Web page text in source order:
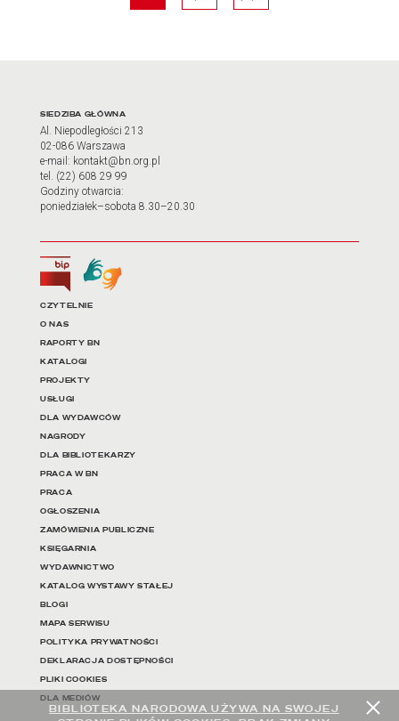
BIBLIOTEKA NARODOWA UŻYWA NA SWOJEJ
Adres oraz godziny
SIEDZIBA GŁÓWNA
Al. Niepodległości 213
02-086 Warszawa
e-mail: kontakt@bn.org.pl
tel. (22) 608 29 99
Godziny otwarcia:
poniedziałek–sobota 8.30–20.30
Biuletyn Informacji Publicznej
Tłumacz języka migowego
Linki do najważniejszych
CZYTELNIE
O NAS
RAPORTY BN
KATALOGI
PROJEKTY
USŁUGI
DLA WYDAWCÓW
NAGRODY
DLA BIBLIOTEKARZY
PRACA W BN
PRACA
OGŁOSZENIA
ZAMÓWIENIA PUBLICZNE
KSIĘGARNIA
WYDAWNICTWO
KATALOG WYSTAWY STAŁEJ
BLOGI
MAPA SERWISU
POLITYKA PRYWATNOŚCI
DEKLARACJA DOSTĘPNOŚCI
PLIKI COOKIES
DLA MEDIÓW